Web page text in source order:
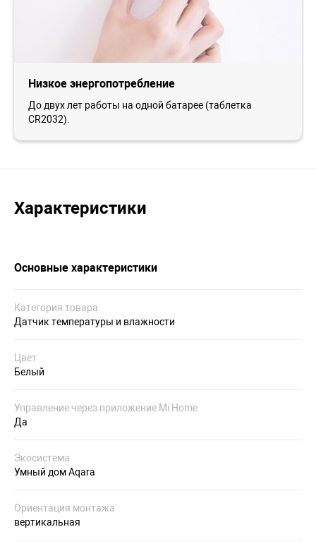
Низкое энергопотребление
До двух лет работы на одной батарее (таблетка
CR2032).
Характеристики
Основные характеристики
Категория товара
Датчик температуры и влажности
Цвет
Белый
Управление через приложение Mi Home
Да
Экосистема
Умный дом Aqara
Ориентация монтажа
вертикальная